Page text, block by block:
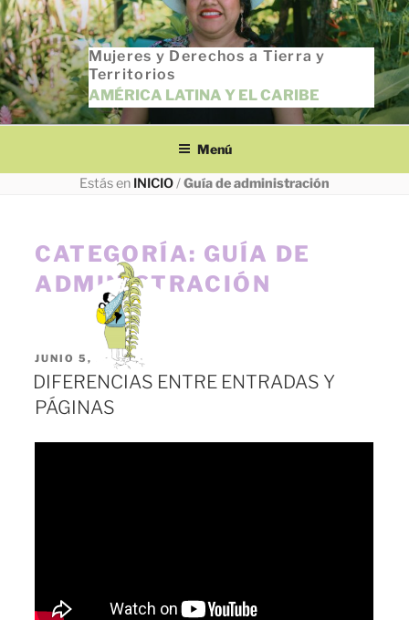
Saltar
al
contenido
Mujeres y Derechos a Tierra y
Territorios
AMÉRICA LATINA Y EL CARIBE
Menú
Estás en INICIO/Guía de administración
CATEGORÍA: GUÍA DE
ADMINISTRACIÓN
PUBLICADO
EL
JUNIO 5, 2023
DIFERENCIAS ENTRE ENTRADAS Y
PÁGINAS